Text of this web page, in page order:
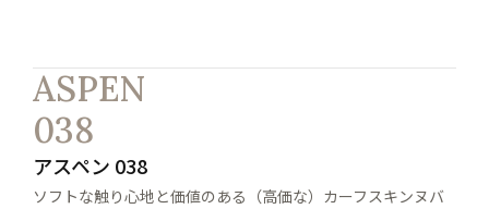
ASPEN
038
アスペン 038
ソフトな触り心地と価値のある（高価な）カーフスキンヌバ